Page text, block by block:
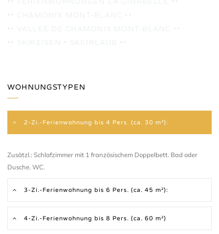
WOHNUNGSTYPEN
2-Zi.-Ferienwohnung bis 4 Pers. (ca. 30 m²):
Zusätzl.: Schlafzimmer mit 1 französischem Doppelbett. Bad oder
Dusche. WC.
3-Zi.-Ferienwohnung bis 6 Pers. (ca. 45 m²):
4-Zi.-Ferienwohnung bis 8 Pers. (ca. 60 m²)